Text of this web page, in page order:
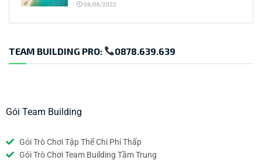
08/06/2022
TEAM BUILDING PRO: 0878.639.639
Gói Team Building
Gói Trò Chơi Tập Thể Chi Phí Thấp
Gói Trò Chơi Team Building Tầm Trung